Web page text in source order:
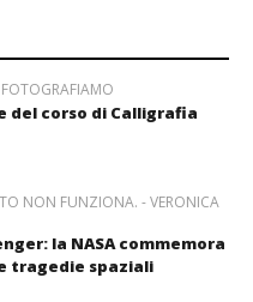
del corso di Calligrafia
NON FUNZIONA. - VERONICA
la NASA commemora
tragedie spaziali